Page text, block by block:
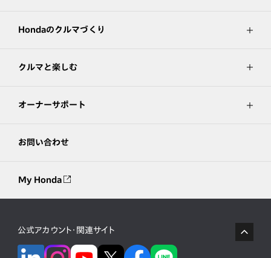
Hondaのクルマづくり
クルマと楽しむ
オーナーサポート
お問い合わせ
My Honda
公式アカウント・関連サイト